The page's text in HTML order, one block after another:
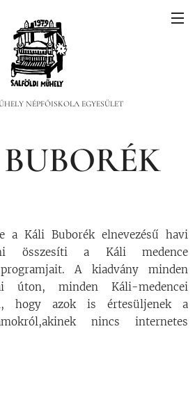
NÉPFŐISKOLA EGYESÜLET
a Káli Buborék elnevezésű havi
összesíti a Káli medence
A kiadvány minden
úton, minden Káli-medencei
hogy azok is értesüljenek a
nincs internetes